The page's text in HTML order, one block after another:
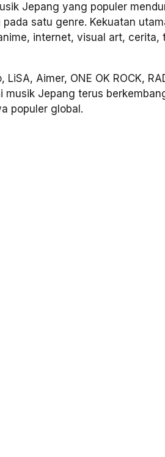
Jepang yang populer
satu genre. Kekuatan
internet, visual art, cerita,
LiSA, Aimer, ONE OK ROCK,
musik Jepang terus
populer global.